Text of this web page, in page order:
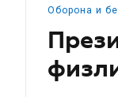
Оборона и